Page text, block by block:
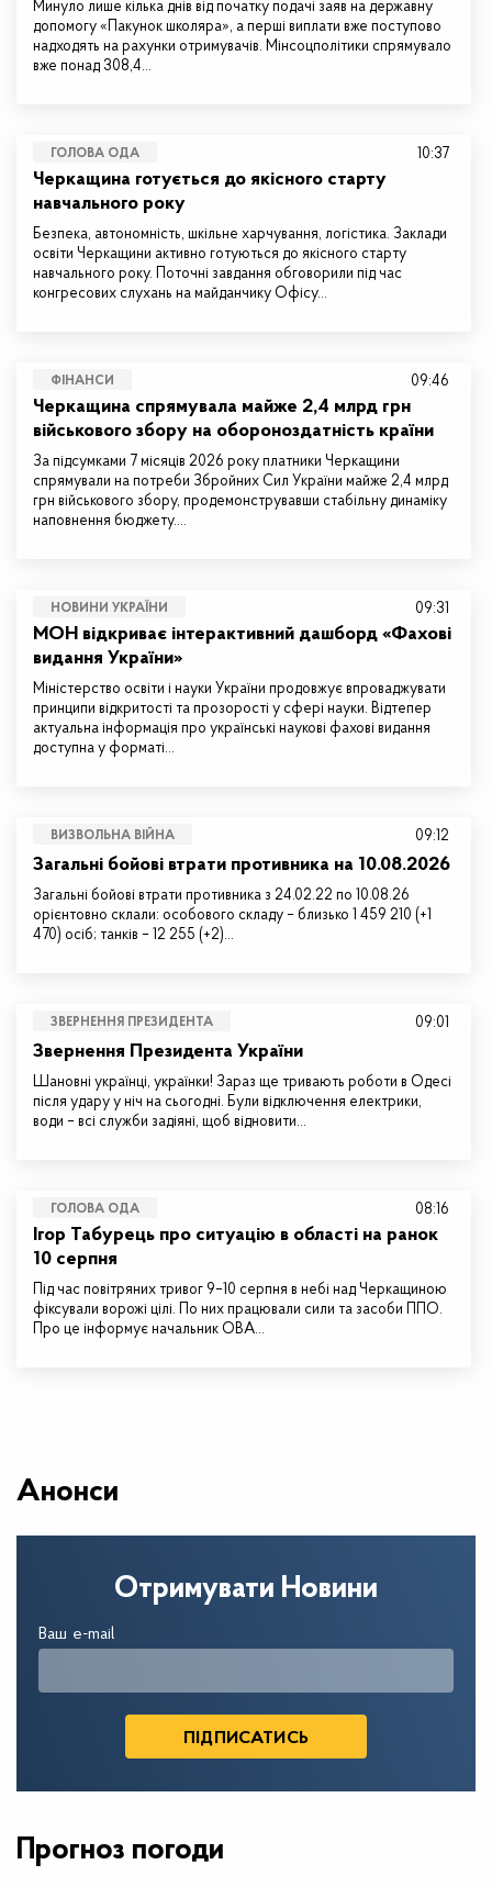
Минуло лише кілька днів від початку подачі заяв на державну
допомогу «Пакунок школяра», а перші виплати вже поступово
надходять на рахунки отримувачів. Мінсоцполітики спрямувало
вже понад 308,4…
ГОЛОВА ОДА
Черкащина готується до якісного старту
навчального року
Безпека, автономність, шкільне харчування, логістика. Заклади
освіти Черкащини активно готуються до якісного старту
навчального року. Поточні завдання обговорили під час
конгресових слухань на майданчику Офісу…
10:37
ФІНАНСИ
Черкащина спрямувала майже 2,4 млрд грн
військового збору на обороноздатність країни
За підсумками 7 місяців 2026 року платники Черкащини
спрямували на потреби Збройних Сил України майже 2,4 млрд
грн військового збору, продемонструвавши стабільну динаміку
наповнення бюджету.…
09:46
НОВИНИ УКРАЇНИ
МОН відкриває інтерактивний дашборд «Фахові
видання України»
Міністерство освіти і науки України продовжує впроваджувати
принципи відкритості та прозорості у сфері науки. Відтепер
актуальна інформація про українські наукові фахові видання
доступна у форматі…
09:31
ВИЗВОЛЬНА ВІЙНА
Загальні бойові втрати противника на 10.08.2026
Загальні бойові втрати противника з 24.02.22 по 10.08.26
орієнтовно склали: особового складу – близько 1 459 210 (+1
470) осіб; танків – 12 255 (+2)…
09:12
ЗВЕРНЕННЯ ПРЕЗИДЕНТА
Звернення Президента України
Шановні українці, українки! Зараз ще тривають роботи в Одесі
після удару у ніч на сьогодні. Були відключення електрики,
води – всі служби задіяні, щоб відновити…
09:01
ГОЛОВА ОДА
Ігор Табурець про ситуацію в області на ранок
10 серпня
Під час повітряних тривог 9–10 серпня в небі над Черкащиною
фіксували ворожі цілі. По них працювали сили та засоби ППО.
Про це інформує начальник ОВА…
08:16
Анонси
Отримувати Новини
Ваш e-mail
Прогноз погоди